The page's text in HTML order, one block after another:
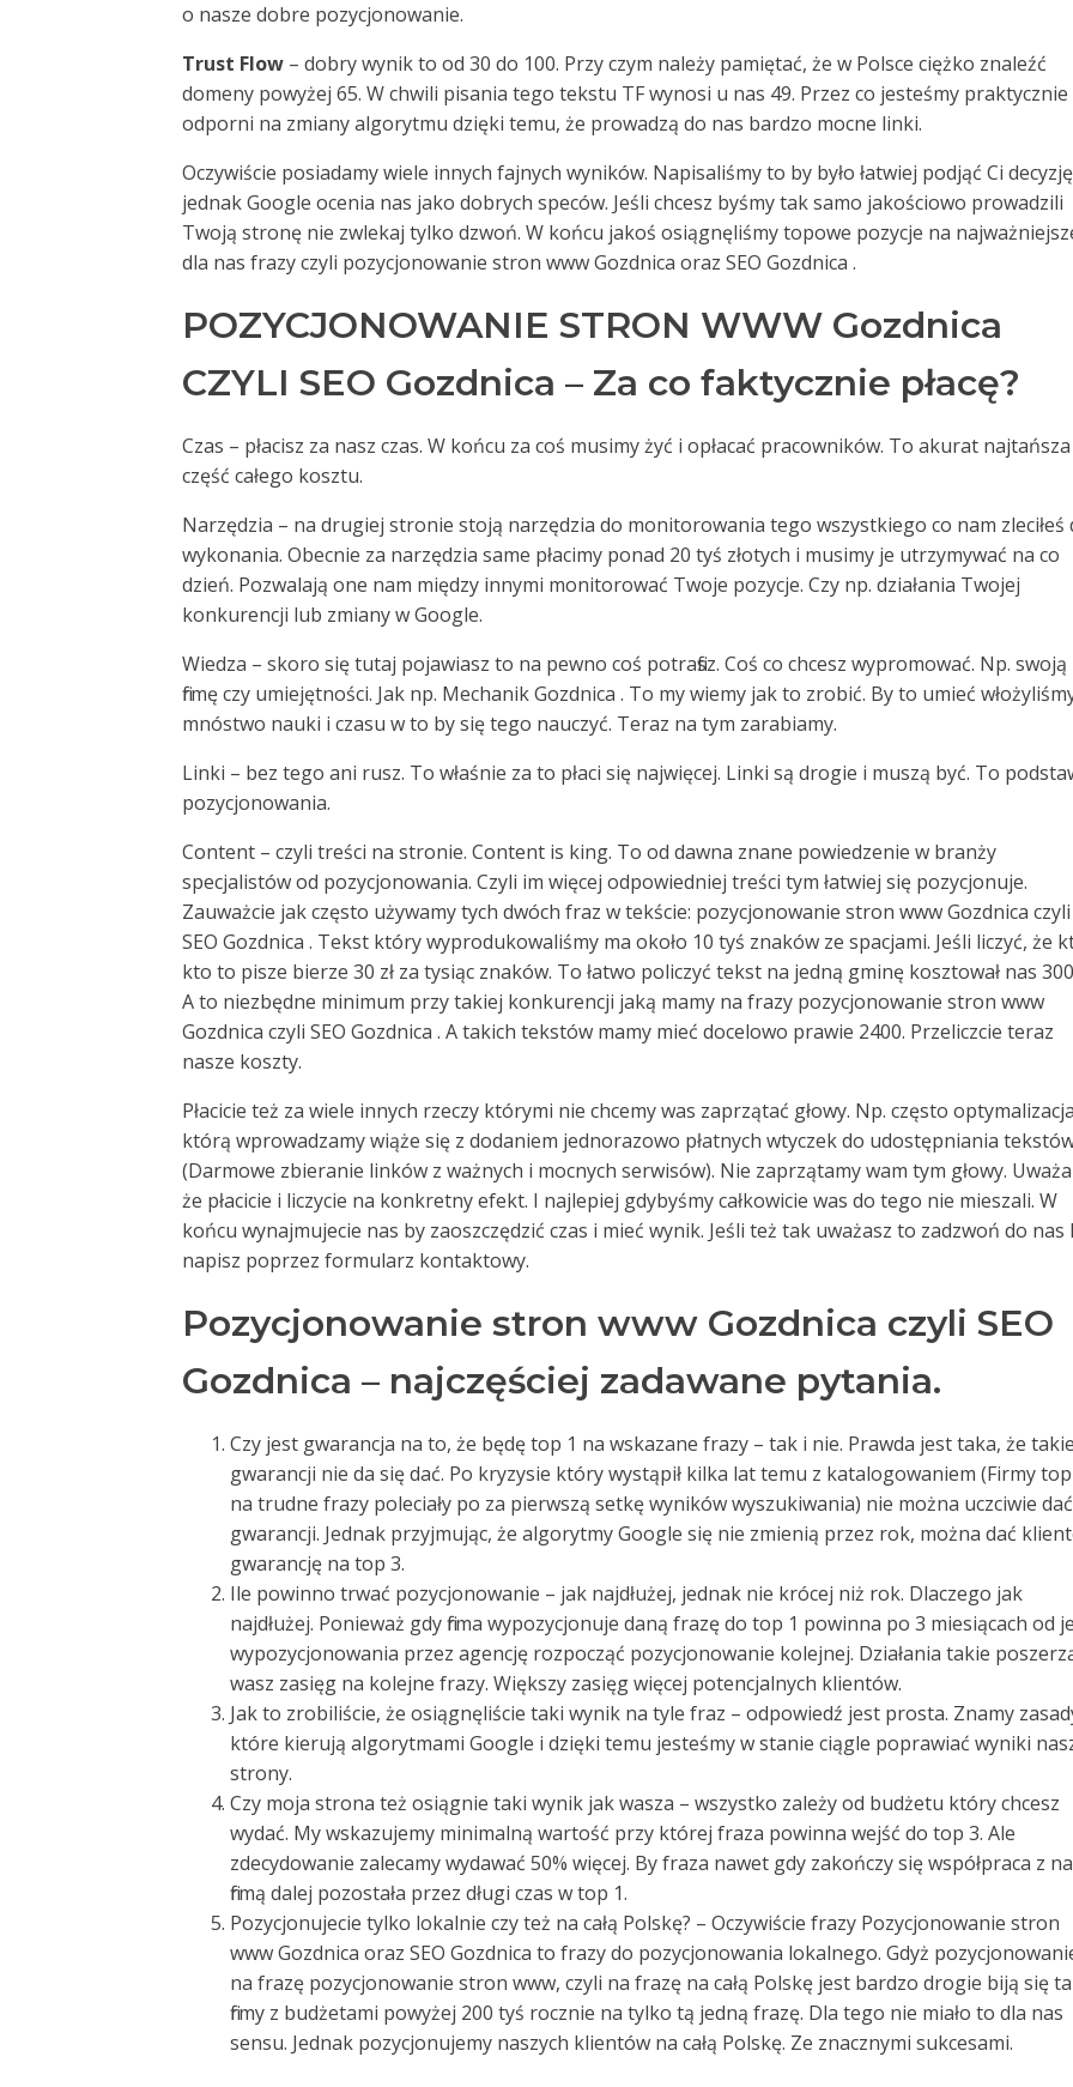
o nasze dobre pozycjonowanie.
Trust Flow – dobry wynik to od 30 do 100. Przy czym należy pamiętać, że w Polsce ciężko znaleźć
domeny powyżej 65. W chwili pisania tego tekstu TF wynosi u nas 49. Przez co jesteśmy praktycznie
odporni na zmiany algorytmu dzięki temu, że prowadzą do nas bardzo mocne linki.
Oczywiście posiadamy wiele innych fajnych wyników. Napisaliśmy to by było łatwiej podjąć Ci
jednak Google ocenia nas jako dobrych speców. Jeśli chcesz byśmy tak samo jakościowo prowadzili
Twoją stronę nie zwlekaj tylko dzwoń. W końcu jakoś osiągnęliśmy topowe pozycje na
dla nas frazy czyli pozycjonowanie stron www Gozdnica oraz SEO Gozdnica .
POZYCJONOWANIE STRON WWW Gozdnica
CZYLI SEO Gozdnica – Za co faktycznie płacę?
Czas – płacisz za nasz czas. W końcu za coś musimy żyć i opłacać pracowników. To akurat najtańsza
część całego kosztu.
Narzędzia – na drugiej stronie stoją narzędzia do monitorowania tego wszystkiego co nam zleciłeś
wykonania. Obecnie za narzędzia same płacimy ponad 20 tyś złotych i musimy je utrzymywać na co
dzień. Pozwalają one nam między innymi monitorować Twoje pozycje. Czy np. działania Twojej
konkurencji lub zmiany w Google.
Wiedza – skoro się tutaj pojawiasz to na pewno coś potrafisz. Coś co chcesz wypromować. Np. swoją
firmę czy umiejętności. Jak np. Mechanik Gozdnica . To my wiemy jak to zrobić. By to umieć
mnóstwo nauki i czasu w to by się tego nauczyć. Teraz na tym zarabiamy.
Linki – bez tego ani rusz. To właśnie za to płaci się najwięcej. Linki są drogie i muszą być. To
pozycjonowania.
Content – czyli treści na stronie. Content is king. To od dawna znane powiedzenie w branży
specjalistów od pozycjonowania. Czyli im więcej odpowiedniej treści tym łatwiej się pozycjonuje.
Zauważcie jak często używamy tych dwóch fraz w tekście: pozycjonowanie stron www Gozdnica czyli
SEO Gozdnica . Tekst który wyprodukowaliśmy ma około 10 tyś znaków ze spacjami. Jeśli liczyć, że
kto to pisze bierze 30 zł za tysiąc znaków. To łatwo policzyć tekst na jedną gminę kosztował nas 300
A to niezbędne minimum przy takiej konkurencji jaką mamy na frazy pozycjonowanie stron www
Gozdnica czyli SEO Gozdnica . A takich tekstów mamy mieć docelowo prawie 2400. Przeliczcie teraz
nasze koszty.
Płacicie też za wiele innych rzeczy którymi nie chcemy was zaprzątać głowy. Np. często optymalizacja
którą wprowadzamy wiąże się z dodaniem jednorazowo płatnych wtyczek do udostępniania
(Darmowe zbieranie linków z ważnych i mocnych serwisów). Nie zaprzątamy wam tym głowy.
że płacicie i liczycie na konkretny efekt. I najlepiej gdybyśmy całkowicie was do tego nie mieszali. W
końcu wynajmujecie nas by zaoszczędzić czas i mieć wynik. Jeśli też tak uważasz to zadzwoń do nas
napisz poprzez formularz kontaktowy.
Pozycjonowanie stron www Gozdnica czyli SEO
Gozdnica – najczęściej zadawane pytania.
Czy jest gwarancja na to, że będę top 1 na wskazane frazy – tak i nie. Prawda jest taka, że
gwarancji nie da się dać. Po kryzysie który wystąpił kilka lat temu z katalogowaniem (Firmy top
na trudne frazy poleciały po za pierwszą setkę wyników wyszukiwania) nie można uczciwie dać
gwarancji. Jednak przyjmując, że algorytmy Google się nie zmienią przez rok, można dać
gwarancję na top 3.
Ile powinno trwać pozycjonowanie – jak najdłużej, jednak nie krócej niż rok. Dlaczego jak
najdłużej. Ponieważ gdy firma wypozycjonuje daną frazę do top 1 powinna po 3 miesiącach od
wypozycjonowania przez agencję rozpocząć pozycjonowanie kolejnej. Działania takie
wasz zasięg na kolejne frazy. Większy zasięg więcej potencjalnych klientów.
Jak to zrobiliście, że osiągnęliście taki wynik na tyle fraz – odpowiedź jest prosta. Znamy
które kierują algorytmami Google i dzięki temu jesteśmy w stanie ciągle poprawiać wyniki
strony.
Czy moja strona też osiągnie taki wynik jak wasza – wszystko zależy od budżetu który chcesz
wydać. My wskazujemy minimalną wartość przy której fraza powinna wejść do top 3. Ale
zdecydowanie zalecamy wydawać 50% więcej. By fraza nawet gdy zakończy się współpraca z
firmą dalej pozostała przez długi czas w top 1.
Pozycjonujecie tylko lokalnie czy też na całą Polskę? – Oczywiście frazy Pozycjonowanie stron
www Gozdnica oraz SEO Gozdnica to frazy do pozycjonowania lokalnego. Gdyż
na frazę pozycjonowanie stron www, czyli na frazę na całą Polskę jest bardzo drogie biją się
firmy z budżetami powyżej 200 tyś rocznie na tylko tą jedną frazę. Dla tego nie miało to dla nas
sensu. Jednak pozycjonujemy naszych klientów na całą Polskę. Ze znacznymi sukcesami.